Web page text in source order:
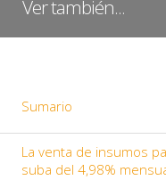
Ver también...
Sumario
La venta de insumos
suba del 4,98%